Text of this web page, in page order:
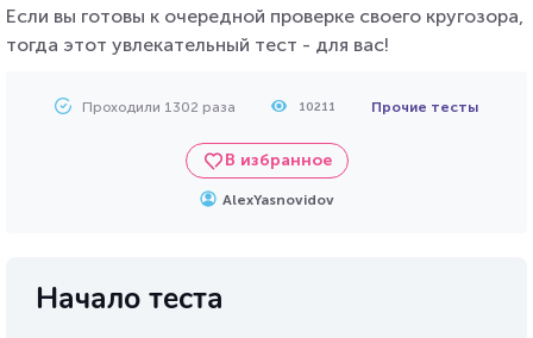
Если вы готовы к очередной проверке своего кругозора,
тогда этот увлекательный тест - для вас!
Проходили 1302 раза 10211 Прочие тесты
В избранное
AlexYasnovidov
Начало теста